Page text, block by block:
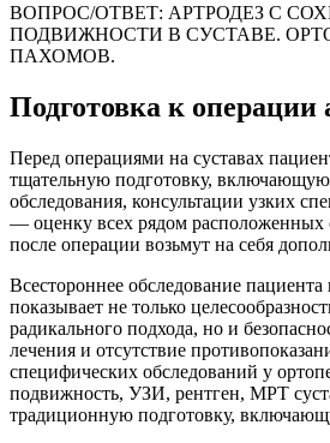
ВОПРОС/ОТВЕТ: АРТРОДЕЗ С
ПОДВИЖНОСТИ В СУСТАВЕ.
ПАХОМОВ.
Подготовка к операции
Перед операциями на суставах
тщательную подготовку,
обследования, консультации узких
— оценку всех рядом расположенных
после операции возьмут на себя
Всестороннее обследование пациента
показывает не только
радикального подхода, но и
лечения и отсутствие
специфических обследований у
подвижность, УЗИ, рентген, МРТ
традиционную подготовку,